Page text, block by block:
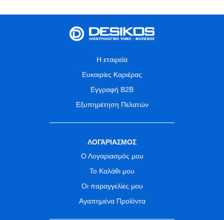
Η εταιρεία
Ευκαιρίες Καριέρας
Εγγραφή B2B
Εξυπηρέτηση Πελατών
ΛΟΓΑΡΙΑΣΜΟΣ
Ο Λογαριασμός μου
Το Καλάθι μου
Οι παραγγελίες μου
Αγαπημένα Προϊόντα